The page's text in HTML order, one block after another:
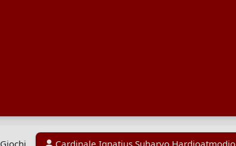
Giochi Cardinale Ignatius Suharyo Hardjoatmodjo